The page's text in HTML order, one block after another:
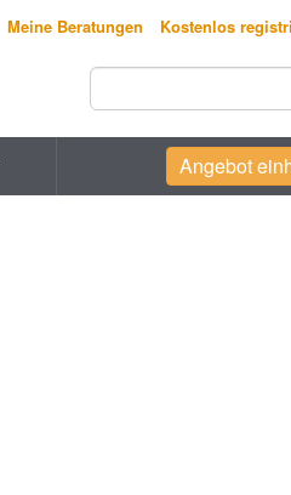
Meine Beratungen Kostenlos
Angebot